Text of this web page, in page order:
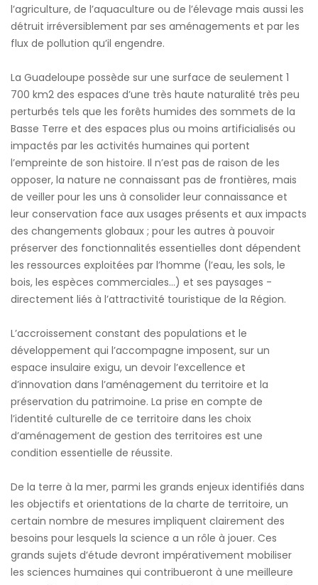
l’agriculture, de l’aquaculture ou de l’élevage mais aussi les
détruit irréversiblement par ses aménagements et par les
flux de pollution qu’il engendre.
La Guadeloupe possède sur une surface de seulement 1
700 km2 des espaces d’une très haute naturalité très peu
perturbés tels que les forêts humides des sommets de la
Basse Terre et des espaces plus ou moins artificialisés ou
impactés par les activités humaines qui portent
l’empreinte de son histoire. Il n’est pas de raison de les
opposer, la nature ne connaissant pas de frontières, mais
de veiller pour les uns à consolider leur connaissance et
leur conservation face aux usages présents et aux impacts
des changements globaux ; pour les autres à pouvoir
préserver des fonctionnalités essentielles dont dépendent
les ressources exploitées par l’homme (l’eau, les sols, le
bois, les espèces commerciales…) et ses paysages -
directement liés à l’attractivité touristique de la Région.
L’accroissement constant des populations et le
développement qui l’accompagne imposent, sur un
espace insulaire exigu, un devoir l’excellence et
d’innovation dans l’aménagement du territoire et la
préservation du patrimoine. La prise en compte de
l’identité culturelle de ce territoire dans les choix
d’aménagement de gestion des territoires est une
condition essentielle de réussite.
De la terre à la mer, parmi les grands enjeux identifiés dans
les objectifs et orientations de la charte de territoire, un
certain nombre de mesures impliquent clairement des
besoins pour lesquels la science a un rôle à jouer. Ces
grands sujets d’étude devront impérativement mobiliser
les sciences humaines qui contribueront à une meilleure